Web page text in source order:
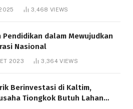
Pendidikan Gratispol
3,468 VIEWS
Pendidikan dalam Mewujudkan
Nasional
2023 3,364VIEWS
Berinvestasi di Kaltim,
Tiongkok Butuh Lahan